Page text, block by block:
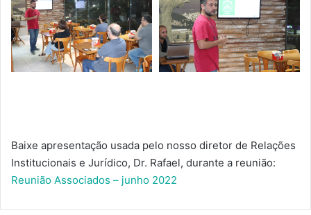
Baixe apresentação usada pelo nosso diretor de Relações
Institucionais e Jurídico, Dr. Rafael, durante a reunião:
Reunião Associados – junho 2022